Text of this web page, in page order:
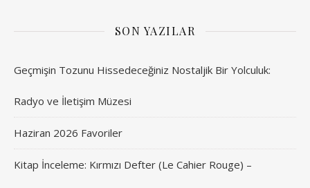
SON YAZILAR
Geçmişin Tozunu Hissedeceğiniz Nostaljik Bir Yolculuk:
Radyo ve İletişim Müzesi
Haziran 2026 Favoriler
Kitap İnceleme: Kırmızı Defter (Le Cahier Rouge) –